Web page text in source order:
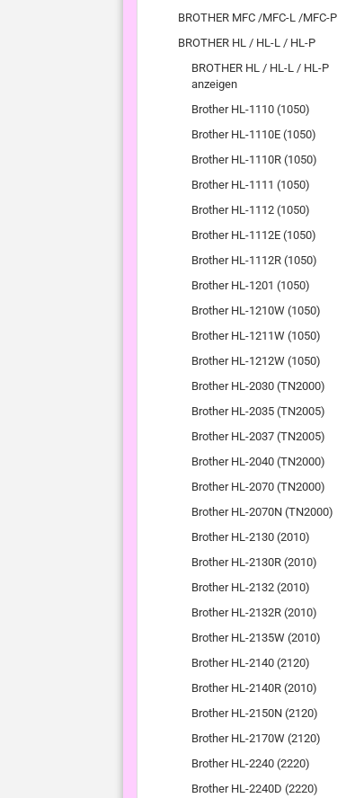
BROTHER MFC /MFC-L /MFC-P
BROTHER HL / HL-L / HL-P
BROTHER HL / HL-L / HL-P
anzeigen
Brother HL-1110 (1050)
Brother HL-1110E (1050)
Brother HL-1110R (1050)
Brother HL-1111 (1050)
Brother HL-1112 (1050)
Brother HL-1112E (1050)
Brother HL-1112R (1050)
Brother HL-1201 (1050)
Brother HL-1210W (1050)
Brother HL-1211W (1050)
Brother HL-1212W (1050)
Brother HL-2030 (TN2000)
Brother HL-2035 (TN2005)
Brother HL-2037 (TN2005)
Brother HL-2040 (TN2000)
Brother HL-2070 (TN2000)
Brother HL-2070N (TN2000)
Brother HL-2130 (2010)
Brother HL-2130R (2010)
Brother HL-2132 (2010)
Brother HL-2132R (2010)
Brother HL-2135W (2010)
Brother HL-2140 (2120)
Brother HL-2140R (2010)
Brother HL-2150N (2120)
Brother HL-2170W (2120)
Brother HL-2240 (2220)
Brother HL-2240D (2220)